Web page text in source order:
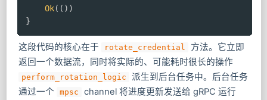
Ok( ( ) )
}
这段代码的核心在于 rotate_credential
方法。它立即
返回一个数据流，同时将实际的、可能耗时很长的操作
perform_rotation_logic
派生到后台任务中。后台任务
通过一个
mpsc
channel 将进度更新发送给 gRPC 运行